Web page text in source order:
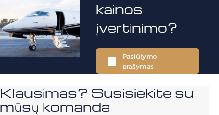
kainos
įvertinimo?
Pasiūlymo
prašymas
Klausimas? Susisiekite su
mūsų komanda